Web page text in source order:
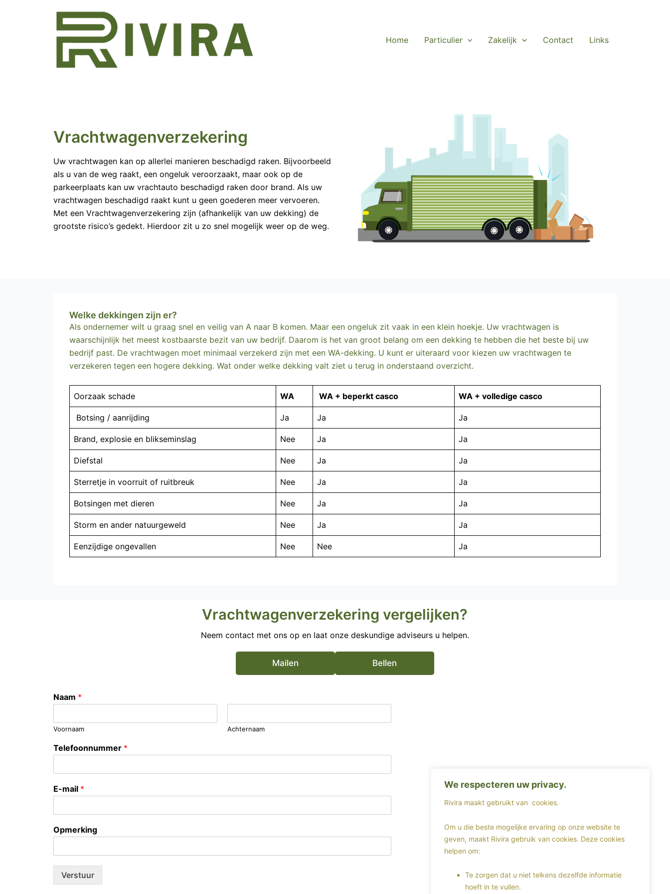
We respecteren uw privacy.
Rivira maakt gebruikt van cookies.
Om u die beste mogelijke ervaring op onze website te
geven, maakt Rivira gebruik van cookies. Deze cookies
helpen om:
Te zorgen dat u niet telkens dezelfde informatie
hoeft in te vullen.
Home Particulier Zakelijk Contact Links
Vrachtwagenverzekering
Uw vrachtwagen kan op allerlei manieren beschadigd raken. Bijvoorbeeld
als u van de weg raakt, een ongeluk veroorzaakt, maar ook op de
parkeerplaats kan uw vrachtauto beschadigd raken door brand. Als uw
vrachtwagen beschadigd raakt kunt u geen goederen meer vervoeren.
Met een Vrachtwagenverzekering zijn (afhankelijk van uw dekking) de
grootste risico’s gedekt. Hierdoor zit u zo snel mogelijk weer op de weg.
Welke dekkingen zijn er?
Als ondernemer wilt u graag snel en veilig van A naar B komen. Maar een ongeluk zit vaak in een klein hoekje. Uw vrachtwagen is
waarschijnlijk het meest kostbaarste bezit van uw bedrijf. Daarom is het van groot belang om een dekking te hebben die het beste bij uw
bedrijf past. De vrachtwagen moet minimaal verzekerd zijn met een WA-dekking. U kunt er uiteraard voor kiezen uw vrachtwagen te
verzekeren tegen een hogere dekking. Wat onder welke dekking valt ziet u terug in onderstaand overzicht.
Oorzaak schade WA WA + beperkt casco WA + volledige casco
Botsing / aanrijding Ja Ja Ja
Brand, explosie en blikseminslag Nee Ja Ja
Diefstal Nee Ja Ja
Sterretje in voorruit of ruitbreuk Nee Ja Ja
Botsingen met dieren Nee Ja Ja
Storm en ander natuurgeweld Nee Ja Ja
Eenzijdige ongevallen Nee Nee Ja
Vrachtwagenverzekering vergelijken?
Neem contact met ons op en laat onze deskundige adviseurs u helpen.
Mailen Bellen
Naam *
Voornaam Achternaam
Telefoonnummer *
E-mail *
Opmerking
Verstuur